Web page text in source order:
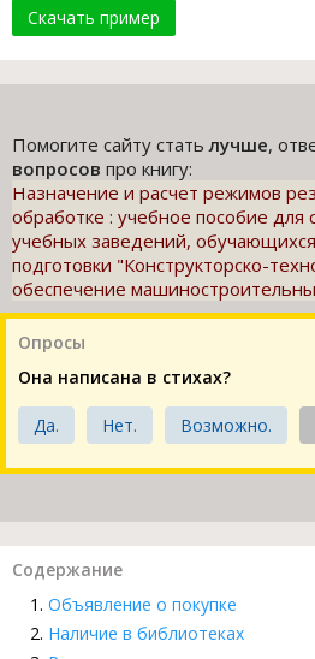
Скачать пример
Помогите сайту статьлучше,
вопросов про книгу:
Назначение и расчет режимов
обработке : учебное пособие для
учебных заведений,
подготовки "Конструкторско-
обеспечение
Опросы
Она написана в стихах?
Да. Нет. Возможно.
Содержание
Объявление о покупке
Наличие в библиотеках